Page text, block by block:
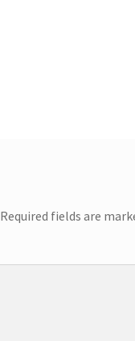
Required fields are